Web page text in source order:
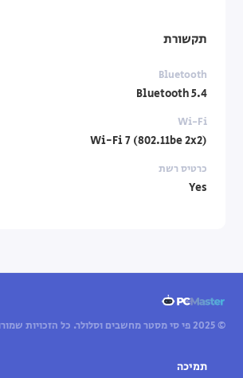
תקשורת
Bluetooth
Bluetooth 5.4
Wi-Fi
Wi-Fi 7 (802.11be 2x2)
כרטיס רשת
Yes
© 2025 פי סי מסטר מחשבים וסלולר. כל הזכויות שמורות.
תמיכה